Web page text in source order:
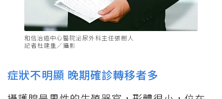
和信治癌中心醫院泌尿外科主任張樹人
記者杜建重／攝影
症狀不明顯 晚期確診轉移者多